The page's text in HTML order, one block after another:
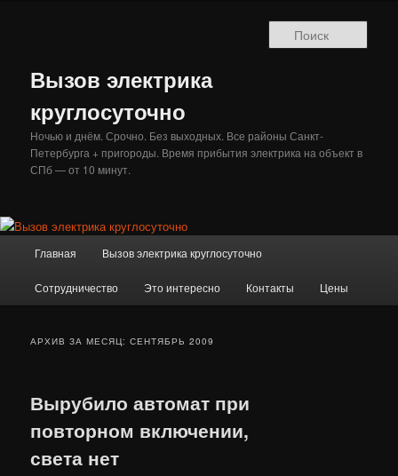
Вызов электрика
круглосуточно
Ночью и днём. Срочно. Без выходных. Все районы Санкт-
Петербурга + пригороды. Время прибытия электрика на объект в
СПб — от 10 минут.
Главная Вызов электрика круглосуточно
Сотрудничество Это интересно Контакты Цены
АРХИВ ЗА МЕСЯЦ:СЕНТЯБРЬ 2009
Вырубило автомат при
повторном включении,
света нет